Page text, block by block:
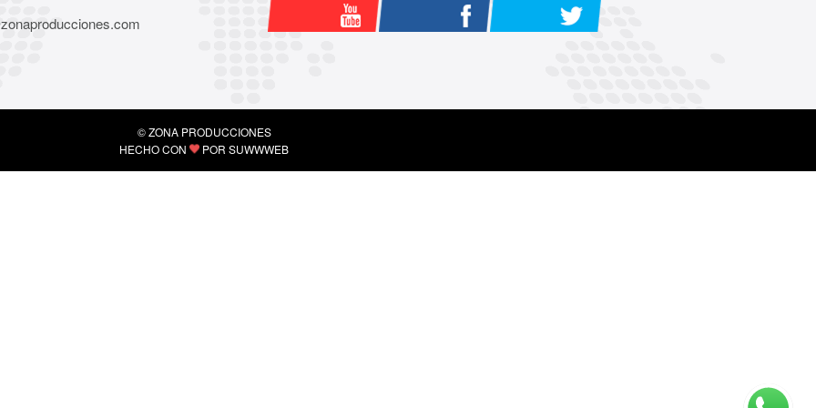
© ZONA PRODUCCIONES
HECHO CON
POR SUWWWEB